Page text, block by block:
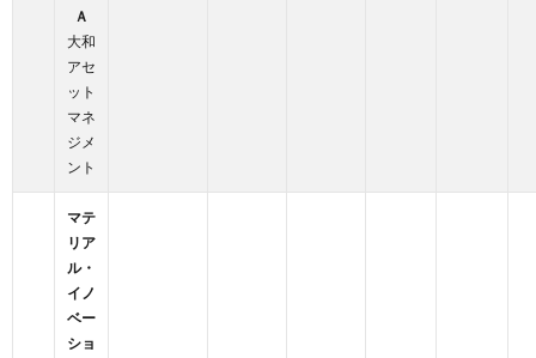
Ａ
大和
アセ
ット
マネ
ジメ
ント
マテ
リア
ル・
イノ
ベー
ショ